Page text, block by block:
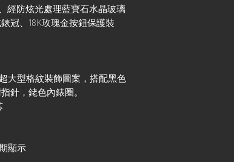
經防炫光處理藍寶石水晶玻璃
冠、18K玫瑰金按鈕保護裝
大型格紋裝飾圖案，搭配黑色
針，銠色內錶圈。
顯示